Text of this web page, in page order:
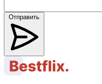
Отправить